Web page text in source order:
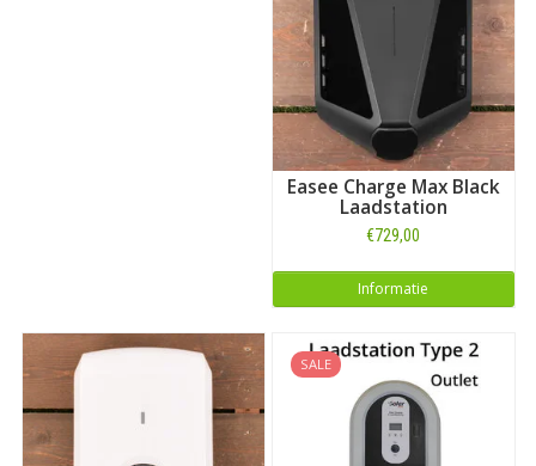
Easee Charge Max Black
Laadstation
€729,00
Informatie
SALE